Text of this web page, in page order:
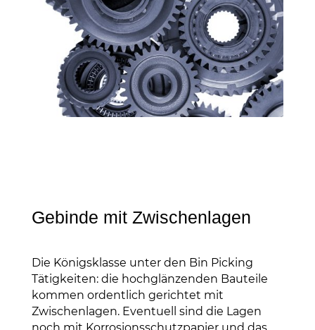
Gebinde mit Zwischenlagen
Die Königsklasse unter den Bin Picking
Tätigkeiten: die hochglänzenden Bauteile
kommen ordentlich gerichtet mit
Zwischenlagen. Eventuell sind die Lagen